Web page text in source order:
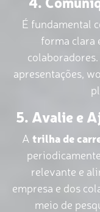
É fundamental
forma clara
apresentações,
5. Avalie e
A trilha de
relevante e
empresa e dos
meio de